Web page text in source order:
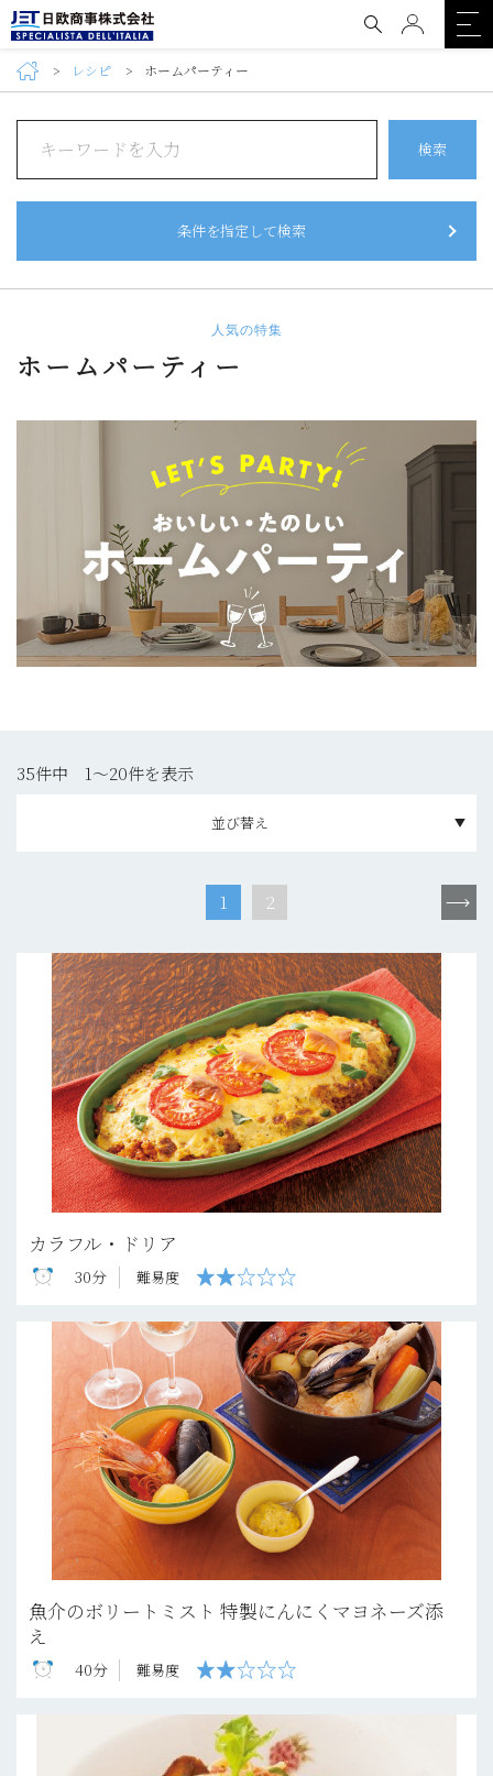
レシピ ホームパーティー
検索
条件を指定して検索
人気の特集
ホームパーティー
35件中 1〜20件を表示
並び替え
1 2
カラフル・ドリア
30分 難易度
魚介のボリートミスト 特製にんにくマヨネーズ添
え
40分 難易度